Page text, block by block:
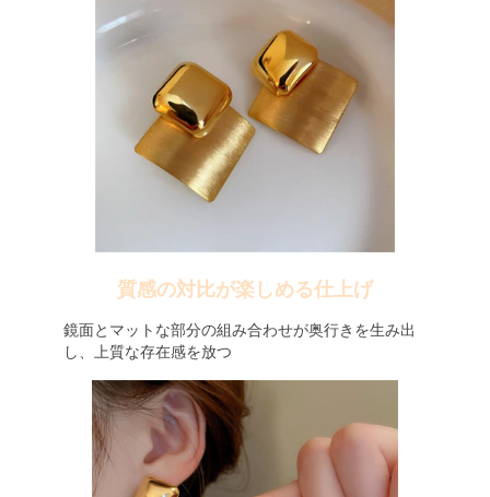
質感の対比が楽しめる仕上げ
鏡面とマットな部分の組み合わせが奥行きを生み出
し、上質な存在感を放つ